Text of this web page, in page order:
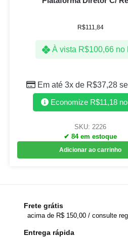
R$111,84
À vista R$100,66 no
Em até 3x de R$37,28
Economize R$11,18no
SKU: 2226
✔ 84 em estoque
Adicionar ao carrinho
Frete grátis
acima de R$ 150,00 / consulte
Entrega rápida